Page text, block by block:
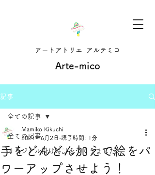
Arte-mico
アートアトリエ アルテミコ
記事
全ての記事
オリジナル掛け時計をつくりました
全ての記事
手をどんどん加えて絵をパ
ワーアップさせよう！
Mamiko Kikuchi
2021年6月2日 読了時間: 1分